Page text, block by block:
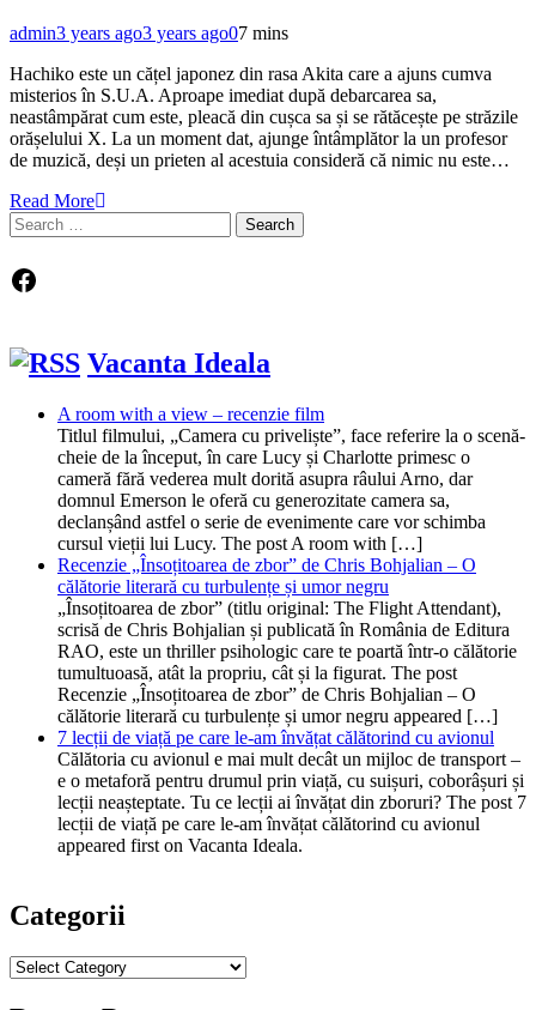
admin3 years ago3 years ago07 mins
Hachiko este un cățel japonez din rasa Akita care a ajuns cumva
misterios în S.U.A. Aproape imediat după debarcarea sa,
neastâmpărat cum este, pleacă din cușca sa și se rătăcește pe străzile
orășelului X. La un moment dat, ajunge întâmplător la un profesor
de muzică, deși un prieten al acestuia consideră că nimic nu este…
Read More
Search
for:
Facebook
Vacanta Ideala
A room with a view – recenzie film
Titlul filmului, „Camera cu priveliște”, face referire la o scenă-
cheie de la început, în care Lucy și Charlotte primesc o
cameră fără vederea mult dorită asupra râului Arno, dar
domnul Emerson le oferă cu generozitate camera sa,
declanșând astfel o serie de evenimente care vor schimba
cursul vieții lui Lucy. The post A room with […]
Recenzie „Însoțitoarea de zbor” de Chris Bohjalian – O
călătorie literară cu turbulențe și umor negru
„Însoțitoarea de zbor” (titlu original: The Flight Attendant),
scrisă de Chris Bohjalian și publicată în România de Editura
RAO, este un thriller psihologic care te poartă într-o călătorie
tumultuoasă, atât la propriu, cât și la figurat. The post
Recenzie „Însoțitoarea de zbor” de Chris Bohjalian – O
călătorie literară cu turbulențe și umor negru appeared […]
7 lecții de viață pe care le-am învățat călătorind cu avionul
Călătoria cu avionul e mai mult decât un mijloc de transport –
e o metaforă pentru drumul prin viață, cu suișuri, coborâșuri și
lecții neașteptate. Tu ce lecții ai învățat din zboruri? The post 7
lecții de viață pe care le-am învățat călătorind cu avionul
appeared first on Vacanta Ideala.
Categorii
Categorii